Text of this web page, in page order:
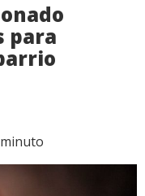
para
minuto